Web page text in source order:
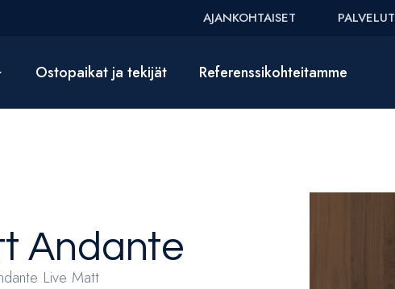
AJANKOHTAISET PALVELUT
Ostopaikat ja tekijät Referenssikohteitamme
Andante
Live Matt